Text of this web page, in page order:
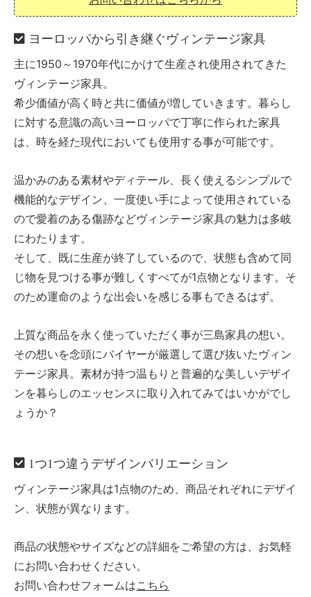
ヨーロッパから引き継ぐヴィンテージ家具
主に1950～1970年代にかけて生産され使用されてきた
ヴィンテージ家具。
希少価値が高く時と共に価値が増していきます。暮らし
に対する意識の高いヨーロッパで丁寧に作られた家具
は、時を経た現代においても使用する事が可能です。
温かみのある素材やディテール、長く使えるシンプルで
機能的なデザイン、一度使い手によって使用されている
ので愛着のある傷跡などヴィンテージ家具の魅力は多岐
にわたります。
そして、既に生産が終了しているので、状態も含めて同
じ物を見つける事が難しくすべてが1点物となります。そ
のため運命のような出会いを感じる事もできるはず。
上質な商品を永く使っていただく事が三島家具の想い。
その想いを念頭にバイヤーが厳選して選び抜いたヴィン
テージ家具。素材が持つ温もりと普遍的な美しいデザイ
ンを暮らしのエッセンスに取り入れてみてはいかがでし
ょうか？
1つ1つ違うデザインバリエーション
ヴィンテージ家具は1点物のため、商品それぞれにデザイ
ン、状態が異なります。
商品の状態やサイズなどの詳細をご希望の方は、お気軽
にお問い合わせください。
お問い合わせフォームはこちら